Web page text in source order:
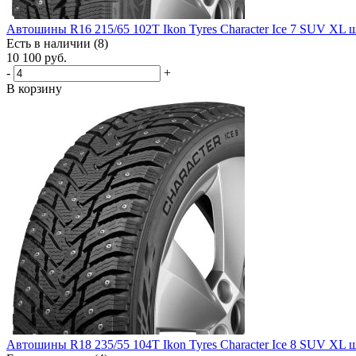
Автошины R16 215/65 102T Ikon Tyres Character Ice 7 SUV XL
Есть в наличии (8)
10 100 руб.
-
+
В корзину
Автошины R18 235/55 104T Ikon Tyres Character Ice 8 SUV XL